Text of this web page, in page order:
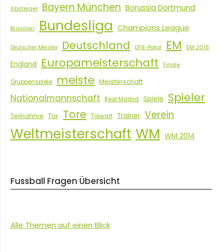
Absteiger Bayern München Borussia Dortmund
Brasilien Bundesliga Champions League
Deutscher Meister Deutschland DFB-Pokal EM EM 2016
England Europameisterschaft Finale
Gruppenspiele meiste Meisterschaft
Nationalmannschaft Real Madrid Spiele Spieler
Teilnahme Tor Tore Torwart Trainer Verein
Weltmeisterschaft WM WM 2014
Fussball Fragen Übersicht
Alle Themen auf einen Blick